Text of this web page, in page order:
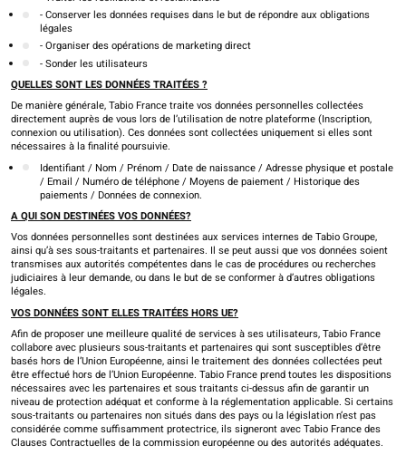
- Conserver les données requises dans le but de répondre aux obligations
légales
- Organiser des opérations de marketing direct
- Sonder les utilisateurs
QUELLES SONT LES DONNÉES TRAITÉES ?
De manière générale, Tabio France traite vos données personnelles collectées
directement auprès de vous lors de l’utilisation de notre plateforme (Inscription,
connexion ou utilisation). Ces données sont collectées uniquement si elles sont
nécessaires à la finalité poursuivie.
Identifiant / Nom / Prénom / Date de naissance / Adresse physique et postale
/ Email / Numéro de téléphone / Moyens de paiement / Historique des
paiements / Données de connexion.
A QUI SON DESTINÉES VOS DONNÉES?
Vos données personnelles sont destinées aux services internes de Tabio Groupe,
ainsi qu’à ses sous-traitants et partenaires. Il se peut aussi que vos données soient
transmises aux autorités compétentes dans le cas de procédures ou recherches
judiciaires à leur demande, ou dans le but de se conformer à d’autres obligations
légales.
VOS DONNÉES SONT ELLES TRAITÉES HORS UE?
Afin de proposer une meilleure qualité de services à ses utilisateurs, Tabio France
collabore avec plusieurs sous-traitants et partenaires qui sont susceptibles d’être
basés hors de l’Union Européenne, ainsi le traitement des données collectées peut
être effectué hors de l’Union Européenne. Tabio France prend toutes les dispositions
nécessaires avec les partenaires et sous traitants ci-dessus afin de garantir un
niveau de protection adéquat et conforme à la réglementation applicable. Si certains
sous-traitants ou partenaires non situés dans des pays ou la législation n’est pas
considérée comme suffisamment protectrice, ils signeront avec Tabio France des
Clauses Contractuelles de la commission européenne ou des autorités adéquates.